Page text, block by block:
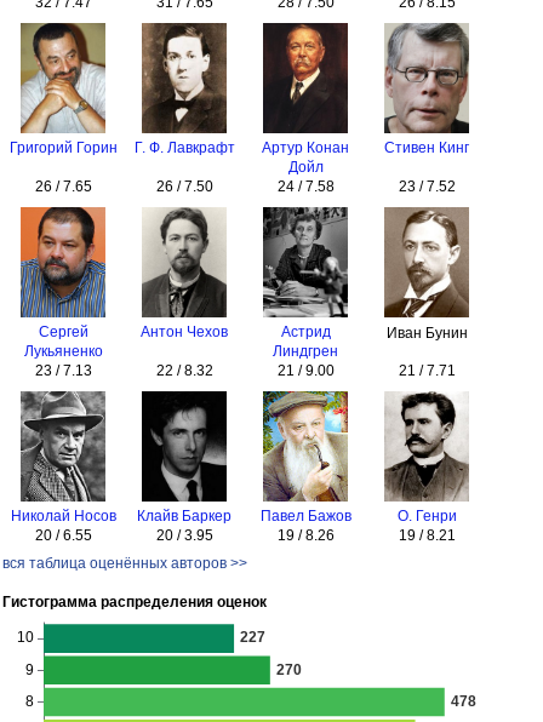
Григорий Горин
26 / 7.65
Г. Ф. Лавкрафт
26 / 7.50
Артур Конан
Дойл
24 / 7.58
Стивен Кинг
23 / 7.52
Сергей
Лукьяненко
23 / 7.13
Антон Чехов
22 / 8.32
Астрид
Линдгрен
21 / 9.00
Иван Бунин
21 / 7.71
Николай Носов
20 / 6.55
Клайв Баркер
20 / 3.95
Павел Бажов
19 / 8.26
О. Генри
19 / 8.21
вся таблица оценённых авторов >>
Гистограмма распределения оценок